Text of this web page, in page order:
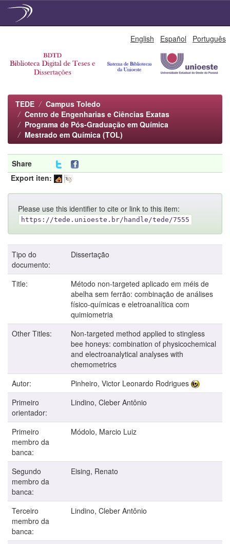
English Español Português
TEDE
Campus Toledo
Centro de Engenharias e Ciências Exatas
Programa de Pós-Graduação em Química
Mestrado em Química (TOL)
Share
Export iten:
Please use this identifier to cite or link to this item:
https://tede.unioeste.br/handle/tede/7555
Tipo do
documento:
Dissertação
Title:
Método non-targeted aplicado em méis de
abelha sem ferrão: combinação de análises
físico-químicas e eletroanalítica com
quimiometria
Other Titles:
Non-targeted method applied to stingless
bee honeys: combination of physicochemical
and electroanalytical analyses with
chemometrics
Autor:
Pinheiro, Victor Leonardo Rodrigues
Primeiro
orientador:
Lindino, Cleber Antônio
Primeiro
membro da
banca:
Módolo, Marcio Luiz
Segundo
membro da
banca:
Eising, Renato
Terceiro
membro da
banca:
Lindino, Cleber Antônio